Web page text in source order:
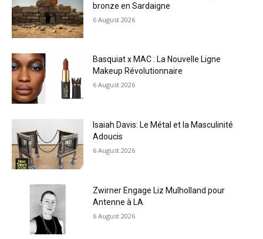
bronze en Sardaigne
6 August 2026
Basquiat x MAC : La Nouvelle Ligne
Makeup Révolutionnaire
6 August 2026
Isaiah Davis: Le Métal et la Masculinité
Adoucis
6 August 2026
Zwirner Engage Liz Mulholland pour
Antenne à LA
6 August 2026